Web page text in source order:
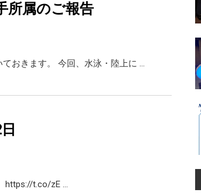
所属のご報告
おきます。 今回、水泳・陸上に …
https://t.co/zE …